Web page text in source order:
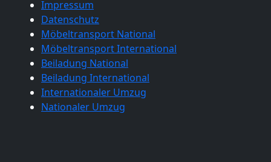
Impressum
Datenschutz
Möbeltransport National
Möbeltransport International
Beiladung National
Beiladung International
Internationaler Umzug
Nationaler Umzug